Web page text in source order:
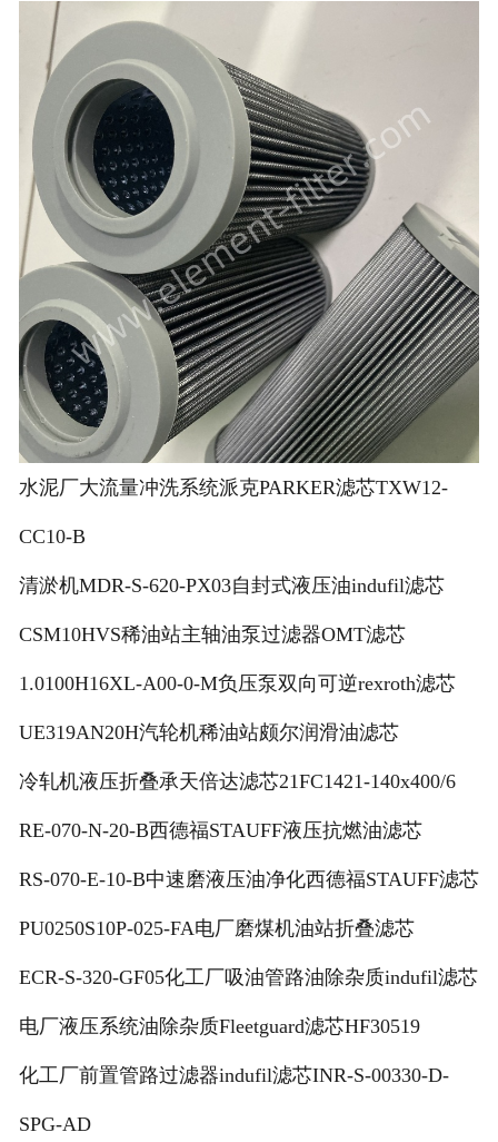
水泥厂大流量冲洗系统派克PARKER滤芯TXW12-
CC10-B
清淤机MDR-S-620-PX03自封式液压油indufil滤芯
CSM10HVS稀油站主轴油泵过滤器OMT滤芯
1.0100H16XL-A00-0-M负压泵双向可逆rexroth滤芯
UE319AN20H汽轮机稀油站颇尔润滑油滤芯
冷轧机液压折叠承天倍达滤芯21FC1421-140x400/6
RE-070-N-20-B西德福STAUFF液压抗燃油滤芯
RS-070-E-10-B中速磨液压油净化西德福STAUFF滤芯
PU0250S10P-025-FA电厂磨煤机油站折叠滤芯
ECR-S-320-GF05化工厂吸油管路油除杂质indufil滤芯
电厂液压系统油除杂质Fleetguard滤芯HF30519
化工厂前置管路过滤器indufil滤芯INR-S-00330-D-
SPG-AD